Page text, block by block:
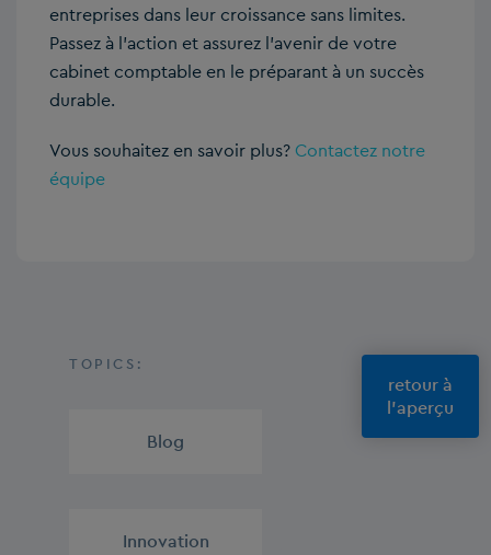
entreprises dans leur croissance sans limites.
Passez à l’action et assurez l’avenir de votre
cabinet comptable en le préparant à un succès
durable.
Vous souhaitez en savoir plus?Contactez notre
équipe
TOPICS:
Blog
Innovation
retour à
l'aperçu